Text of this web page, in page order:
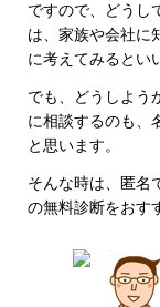
ですので、どうし
は、家族や会社に
に考えてみるとい
でも、どうしよう
に相談するのも、
と思います。
そんな時は、匿名
の無料診断をおす